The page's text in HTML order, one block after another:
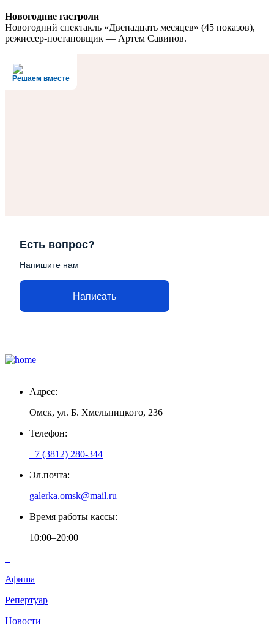
Новогодние гастроли
Новогодний спектакль «Двенадцать месяцев» (45 показов),
режиссер-постановщик — Артем Савинов.
Решаем вместе
Есть вопрос?
Напишите нам
Написать
Адрес:
Омск, ул. Б. Хмельницкого, 236
Телефон:
+7 (3812) 280-344
Эл.почта:
galerka.omsk@mail.ru
Время работы кассы:
10:00–20:00
Афиша
Репертуар
Новости